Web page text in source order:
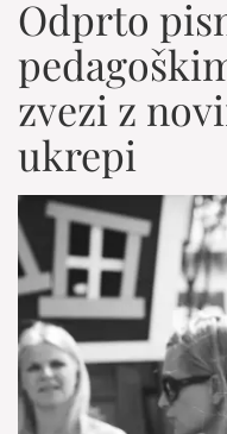
Odprto
zvezi z
ukrepi